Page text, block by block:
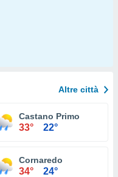
Altre città
Castano Primo
33° 22°
Cornaredo
34° 24°